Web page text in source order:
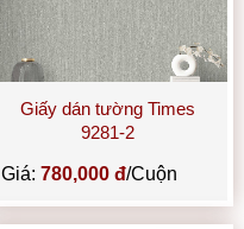
Giấy dán tường Times
9281-2
Giá: 780,000 đ/Cuộn